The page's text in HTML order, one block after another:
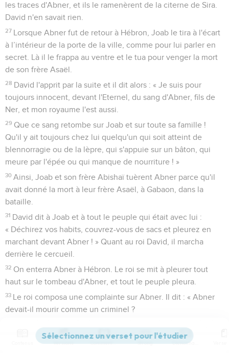
les traces d'Abner, et ils le ramenèrent de la citerne de Sira.
David n'en savait rien.
27 Lorsque Abner fut de retour à Hébron, Joab le tira à l'écart
à l’intérieur de la porte de la ville, comme pour lui parler en
secret. Là il le frappa au ventre et le tua pour venger la mort
de son frère Asaël.
28 David l'apprit par la suite et il dit alors : « Je suis pour
toujours innocent, devant l'Eternel, du sang d'Abner, fils de
Ner, et mon royaume l'est aussi.
29 Que ce sang retombe sur Joab et sur toute sa famille !
Qu'il y ait toujours chez lui quelqu'un qui soit atteint de
blennorragie ou de la lèpre, qui s'appuie sur un bâton, qui
meure par l'épée ou qui manque de nourriture ! »
30 Ainsi, Joab et son frère Abishaï tuèrent Abner parce qu'il
avait donné la mort à leur frère Asaël, à Gabaon, dans la
bataille.
31 David dit à Joab et à tout le peuple qui était avec lui :
« Déchirez vos habits, couvrez-vous de sacs et pleurez en
marchant devant Abner ! » Quant au roi David, il marcha
derrière le cercueil.
32 On enterra Abner à Hébron. Le roi se mit à pleurer tout
haut sur le tombeau d'Abner, et tout le peuple pleura.
33 Le roi composa une complainte sur Abner. Il dit : « Abner
devait-il mourir comme un criminel ?
emprisonnés ! Tu es tombé comme on tombe devant des
Versions Commentaires Strong